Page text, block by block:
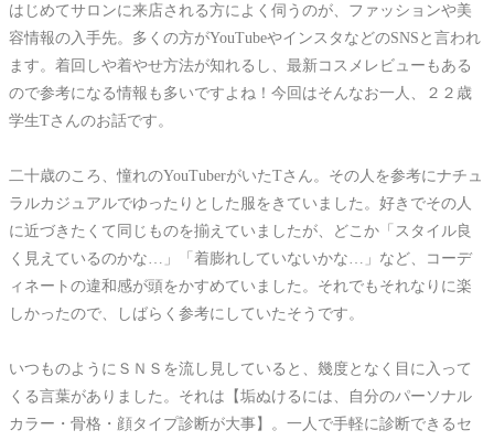
はじめてサロンに来店される方によく伺うのが、ファッションや美
容情報の入手先。多くの方がYouTubeやインスタなどのSNSと言われ
ます。着回しや着やせ方法が知れるし、最新コスメレビューもある
ので参考になる情報も多いですよね！今回はそんなお一人、２２歳
学生Tさんのお話です。
二十歳のころ、憧れのYouTuberがいたTさん。その人を参考にナチュ
ラルカジュアルでゆったりとした服をきていました。好きでその人
に近づきたくて同じものを揃えていましたが、どこか「スタイル良
く見えているのかな…」「着膨れしていないかな…」など、コーデ
ィネートの違和感が頭をかすめていました。それでもそれなりに楽
しかったので、しばらく参考にしていたそうです。
いつものようにＳＮＳを流し見していると、幾度となく目に入って
くる言葉がありました。それは【垢ぬけるには、自分のパーソナル
カラー・骨格・顔タイプ診断が大事】。一人で手軽に診断できるセ